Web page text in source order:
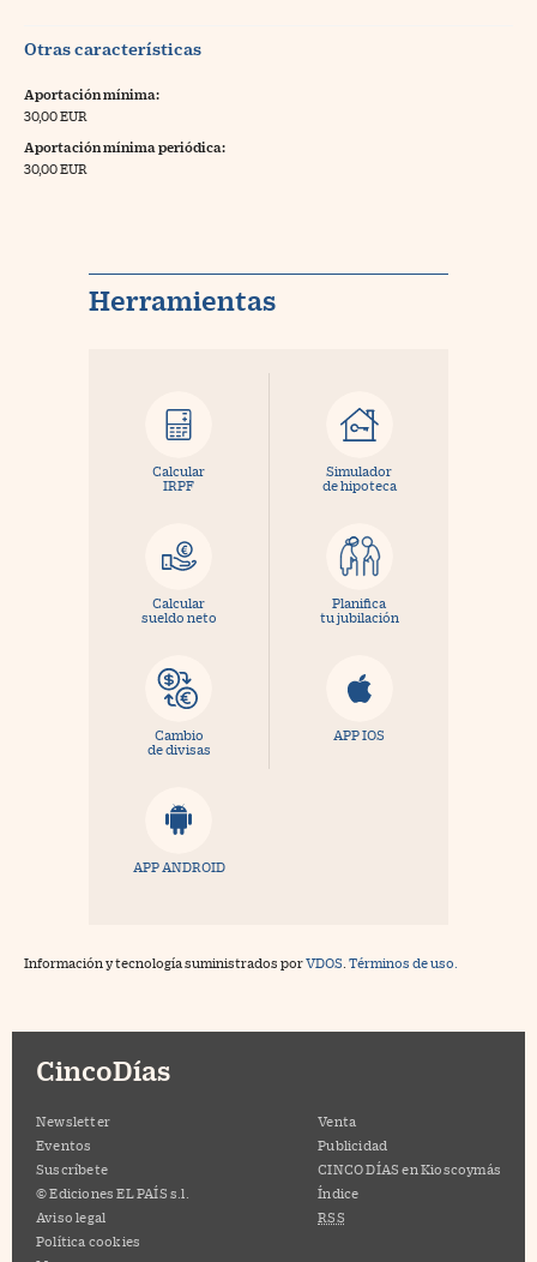
Otras características
Aportación mínima:
30,00 EUR
Aportación mínima periódica:
30,00 EUR
Herramientas
Calcular
IRPF
Simulador
de hipoteca
Calcular
sueldo neto
Planifica
tu jubilación
Cambio
de divisas
APP IOS
APP ANDROID
Información y tecnología suministrados porVDOS Términos de uso.
CincoDías
Newsletter
Eventos
Suscríbete
© Ediciones EL PAÍS s.l.
Aviso legal
Política cookies
Venta
Publicidad
CINCO DÍAS en Kioscoymás
Índice
RSS